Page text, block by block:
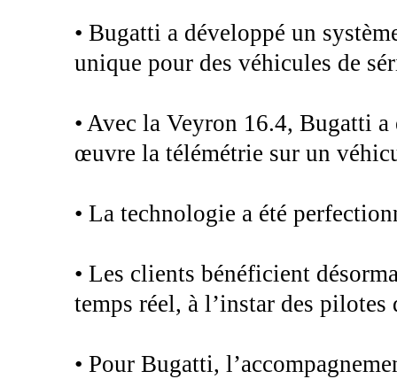
• Bugatti a développé un
unique pour des véhicules de
• Avec la Veyron 16.4, Bugatti
œuvre la télémétrie sur un
• La technologie a été
• Les clients bénéficient
temps réel, à l’instar des
• Pour Bugatti,